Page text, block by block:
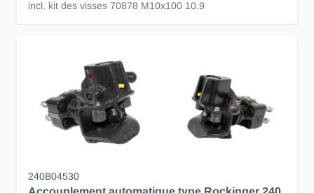
incl. kit des visses 70878 M10x100 10.9
240B04530